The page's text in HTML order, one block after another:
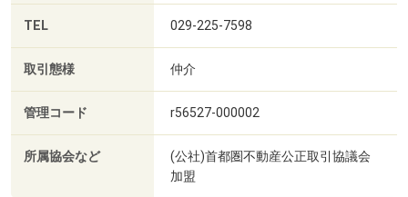
TEL 029-225-7598
取引態様 仲介
管理コード r56527-000002
所属協会など
(公社)首都圏不動産公正取引協議会
加盟